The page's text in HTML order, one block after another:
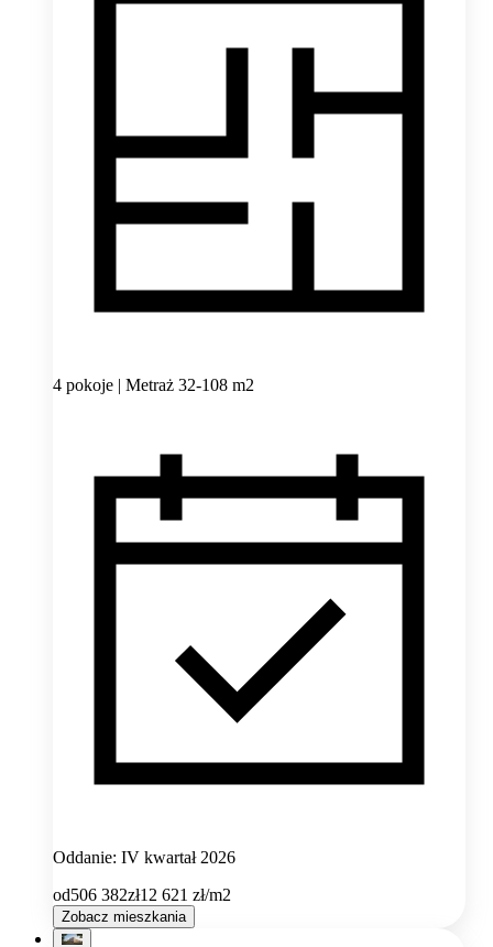
4 pokoje | Metraż 32-108 m2
Oddanie: IV kwartał 2026
od506 382zł12 621 zł/m2
Zobacz mieszkania